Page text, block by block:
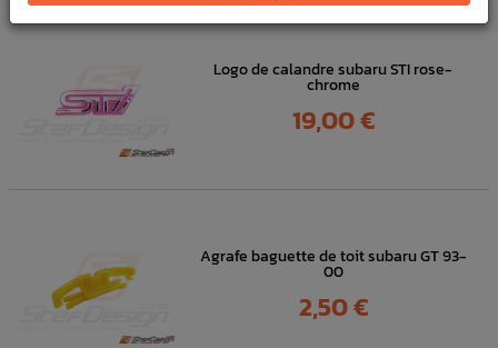
Logo de calandre subaru STI rose-
chrome
Prix
19,00 €
Agrafe baguette de toit subaru GT 93-
00
Prix
2,50 €